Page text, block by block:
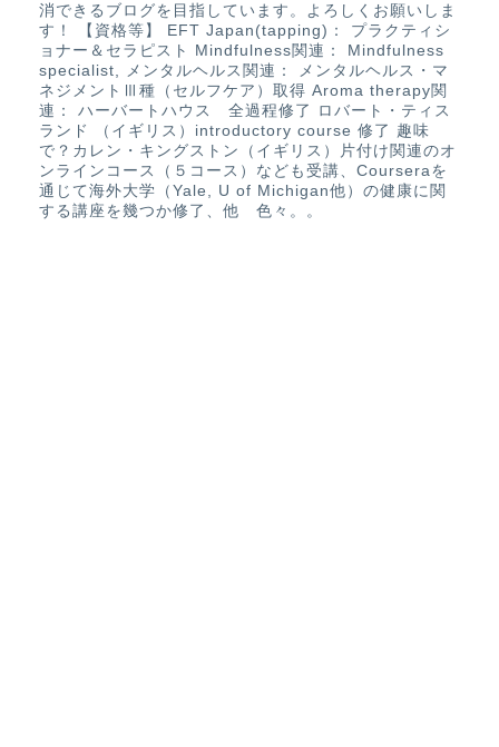
消できるブログを目指しています。よろしくお願いしま
す！ 【資格等】 EFT Japan(tapping)： プラクティシ
ョナー＆セラピスト Mindfulness関連： Mindfulness
specialist, メンタルヘルス関連： メンタルヘルス・マ
ネジメントⅢ種（セルフケア）取得 Aroma therapy関
連： ハーバートハウス 全過程修了 ロバート・ティス
ランド （イギリス）introductory course 修了 趣味
で？カレン・キングストン（イギリス）片付け関連のオ
ンラインコース（５コース）なども受講、Courseraを
通じて海外大学（Yale, U of Michigan他）の健康に関
する講座を幾つか修了、他 色々。。